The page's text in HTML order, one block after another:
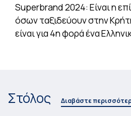
Superbrand 2024: Είναι η
όσων ταξιδεύουν στην
είναι για 4η φορά ένα
Στόλος Διαβάστε